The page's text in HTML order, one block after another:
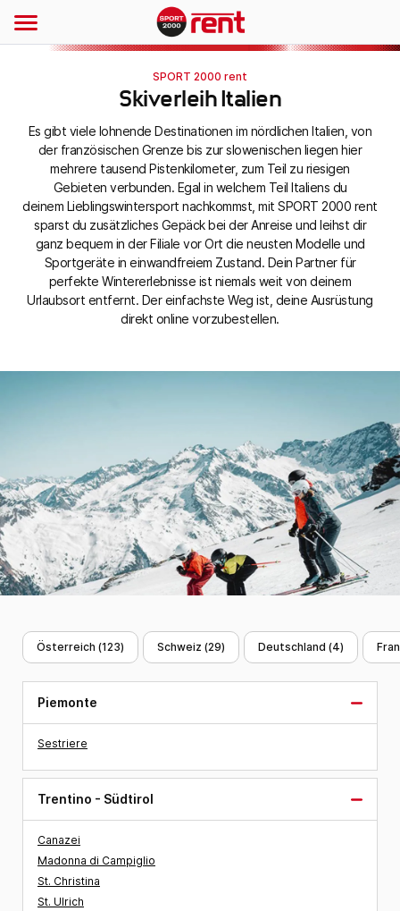
SPORT 2000 rent
Skiverleih Italien
Es gibt viele lohnende Destinationen im nördlichen Italien, von
der französischen Grenze bis zur slowenischen liegen hier
mehrere tausend Pistenkilometer, zum Teil zu riesigen
Gebieten verbunden. Egal in welchem Teil Italiens du
deinem Lieblingswintersport nachkommst, mit SPORT 2000 rent
sparst du zusätzliches Gepäck bei der Anreise und leihst dir
ganz bequem in der Filiale vor Ort die neusten Modelle und
Sportgeräte in einwandfreiem Zustand. Dein Partner für
perfekte Wintererlebnisse ist niemals weit von deinem
Urlaubsort entfernt. Der einfachste Weg ist, deine Ausrüstung
direkt online vorzubestellen.
Österreich (123) Schweiz (29) Deutschland (4)
Piemonte
Sestriere
Trentino - Südtirol
Canazei
Madonna di Campiglio
St. Christina
St. Ulrich